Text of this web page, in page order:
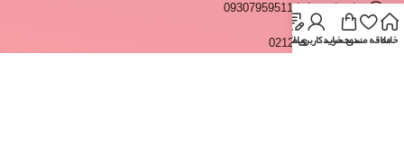
واتساپ و ایتا 09307959511
انبار 02128428537 خانهعلاقه مندیسبد خرید
حساب کاربری من
وبلاگ